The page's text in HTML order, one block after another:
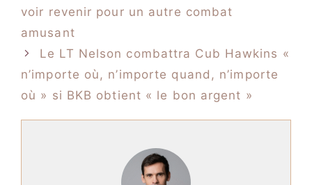
voir revenir pour un autre combat
amusant
Le LT Nelson combattra Cub Hawkins «
n’importe où, n’importe quand, n’importe
où » si BKB obtient « le bon argent »